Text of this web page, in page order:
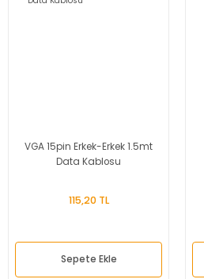
VGA 15pin Erkek-Erkek 1.5mt
Data Kablosu
115,20 TL
Sepete Ekle